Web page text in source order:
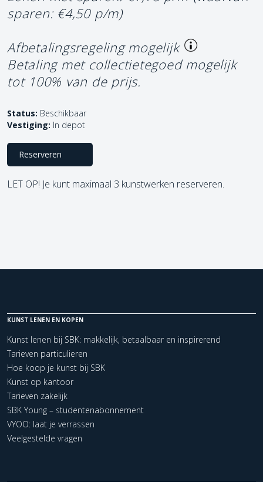
sparen: €4,50 p/m)
Afbetalingsregeling mogelijk
Betaling met collectietegoed mogelijk
tot 100% van de prijs.
Status: Beschikbaar
Vestiging: In depot
Reserveren
LET OP! Je kunt maximaal 3 kunstwerken reserveren.
KUNST LENEN EN KOPEN
Kunst lenen bij SBK: makkelijk, betaalbaar en inspirerend
Tarieven particulieren
Hoe koop je kunst bij SBK
Kunst op kantoor
Tarieven zakelijk
SBK Young – studentenabonnement
VYOO: laat je verrassen
Veelgestelde vragen